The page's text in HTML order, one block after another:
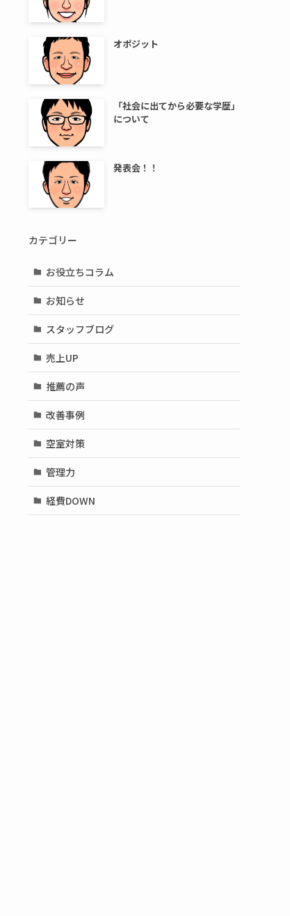
オポジット
「社会に出てから必要な学歴」
について
発表会！！
カテゴリー
お役立ちコラム
お知らせ
スタッフブログ
売上UP
推薦の声
改善事例
空室対策
管理力
経費DOWN